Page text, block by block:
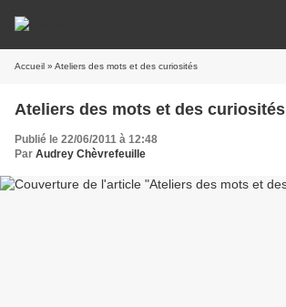
Accueil » Ateliers des mots et des curiosités
Ateliers des mots et des curiosités
Publié le 22/06/2011 à 12:48
Par Audrey Chèvrefeuille